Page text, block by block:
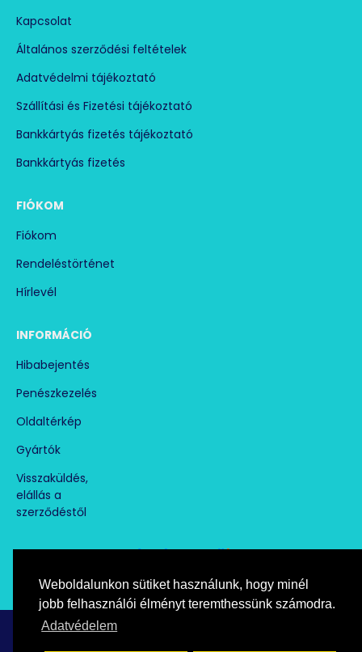
Weboldalunkon sütiket használunk, hogy minél
jobb felhasználói élményt teremthessünk számodra.
Adatvédelem
Kapcsolat
Általános szerződési feltételek
Adatvédelmi tájékoztató
Szállítási és Fizetési tájékoztató
Bankkártyás fizetés tájékoztató
Bankkártyás fizetés
FIÓKOM
Fiókom
Rendeléstörténet
Hírlevél
INFORMÁCIÓ
Hibabejentés
Penészkezelés
Oldaltérkép
Gyártók
Visszaküldés,
elállás a
szerződéstől
Árukereső.hu
marketplace partner
Copyright © paramentesito.hu, All Rights Reserved